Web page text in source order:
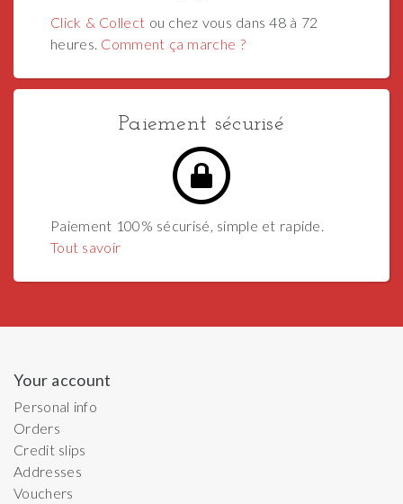
Click & Collect ou chez vous dans 48 à 72
heures. Comment ça marche ?
Paiement sécurisé
Paiement 100% sécurisé, simple et rapide.
Tout savoir
Your account
Personal info
Orders
Credit slips
Addresses
Vouchers